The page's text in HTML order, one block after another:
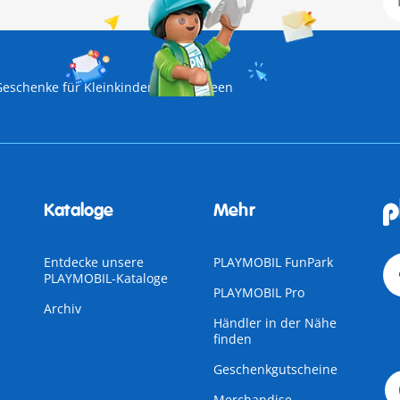
für Kleinkinder Halloween
Kataloge
Entdecke unsere
PLAYMOBIL-Kataloge
Archiv
Mehr
PLAYMOBIL FunPark
PLAYMOBIL Pro
Händler in der Nähe
finden
Geschenkgutscheine